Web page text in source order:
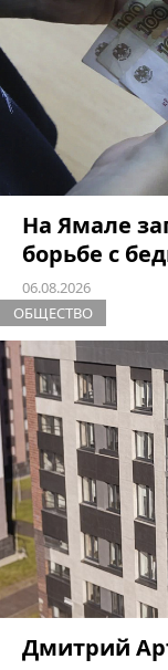
На Ямале
борьбе с
06.08.2026
ОБЩЕСТВО
Дмитрий